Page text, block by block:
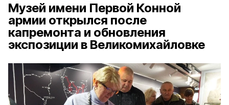
Музей имени Первой Конной
армии открылся после
капремонта и обновления
экспозиции в Великомихайловке